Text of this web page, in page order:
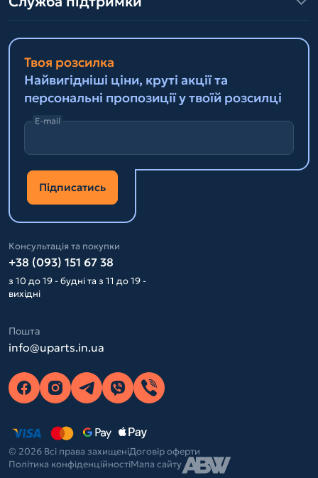
Твоя розсилка
Найвигідніші ціни, круті акції та
персональні пропозиції у твоїй розсилці
E-mail
Підписатись
Консультація та покупки
+38 (093) 151 67 38
з 10 до 19 - будні та з 11 до 19 -
вихідні
Пошта
info@uparts.in.ua
© 2026 Всі права захищеніДоговір оферти
Політика конфіденційностіМапа сайту